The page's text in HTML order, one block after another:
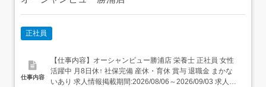
正社員
仕事内容
【仕事内容】オーシャンビュー勝浦店 栄養士 正社員 女性
活躍中 月8日休↑ 社保完備 産休・育休 賞与 退職金 まかな
いあり 求人情報掲載期間:2026/08/06～2026/09/03 求人情